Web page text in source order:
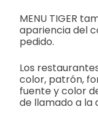
MENU TIGER
apariencia del
pedido.
Los
color, patrón,
fuente y color
de llamado a la